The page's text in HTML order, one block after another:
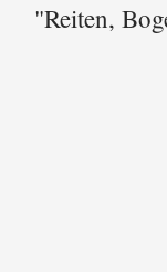
"Reiten,